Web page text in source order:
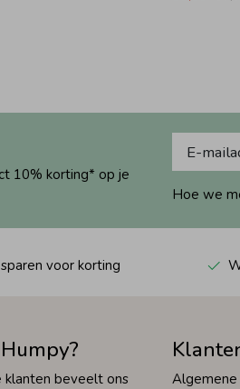
10% korting* op je
Hoe we
voor korting
klanten beveelt ons Algemene